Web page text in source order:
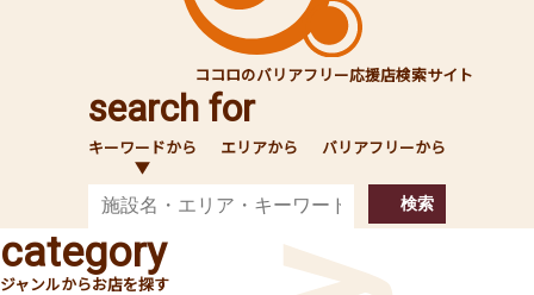
ココロのバリアフリー応援店検索サイト
search for
キーワードから エリアから バリアフリーから
検索
ジャンルからお店を探す
category